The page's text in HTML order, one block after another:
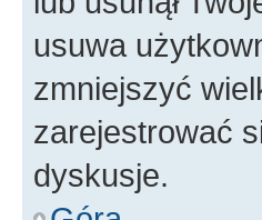
usuwa
zmniejszyć
zarejestrować
dyskusje.